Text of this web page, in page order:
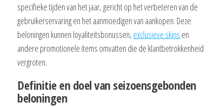
specifieke tijden van het jaar, gericht op het verbeteren van de
gebruikerservaring en het aanmoedigen van aankopen. Deze
beloningen kunnen loyaliteitsbonussen, exclusieve skins en
andere promotionele items omvatten die de klantbetrokkenheid
vergroten.
Definitie en doel van seizoensgebonden
beloningen